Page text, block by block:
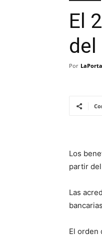
El
del
Por
Los
partir
Las
El orden